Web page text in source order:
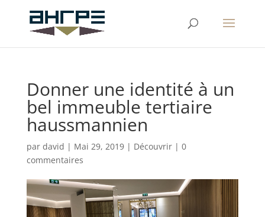
Donner une identité à un
bel immeuble tertiaire
haussmannien
par david | Mai 29, 2019| Découvrir| 0
commentaires